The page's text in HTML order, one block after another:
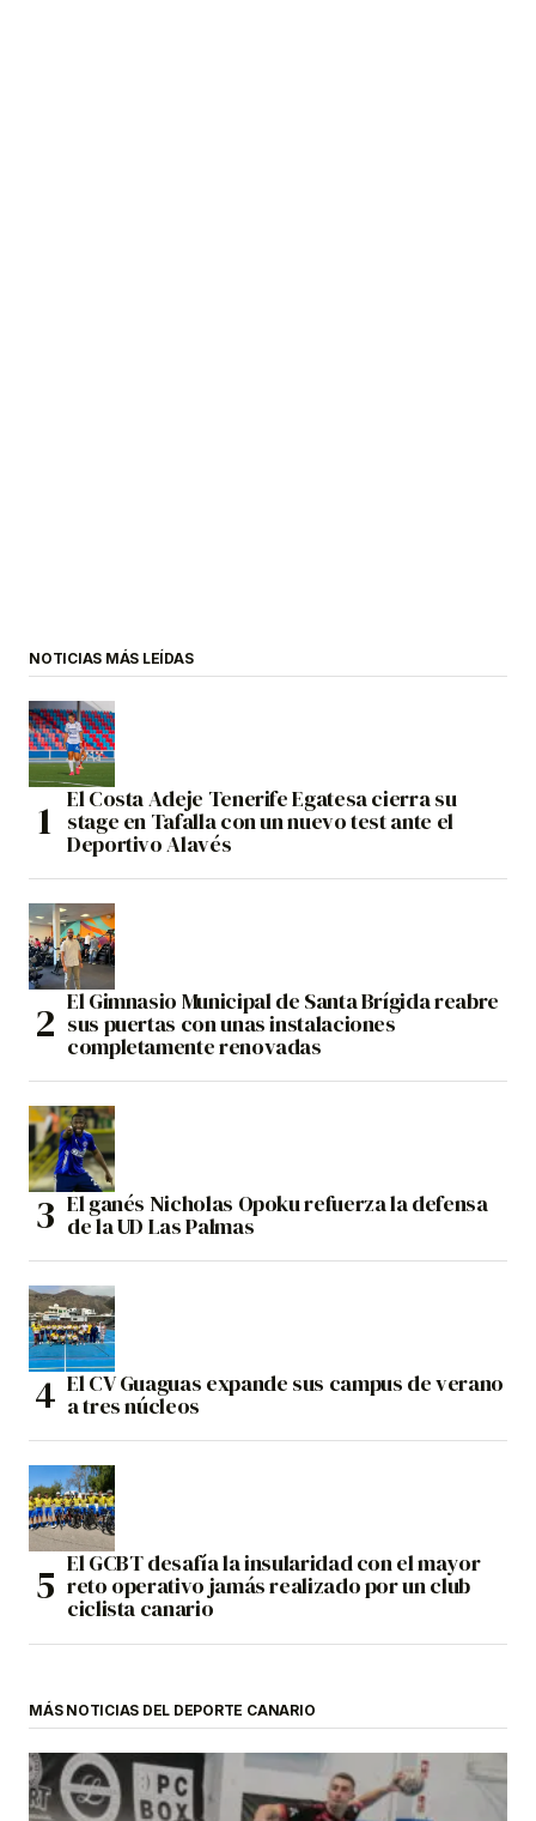
NOTICIAS MÁS LEÍDAS
El Costa Adeje Tenerife Egatesa cierra su
stage en Tafalla con un nuevo test ante el
Deportivo Alavés
El Gimnasio Municipal de Santa Brígida reabre
sus puertas con unas instalaciones
completamente renovadas
El ganés Nicholas Opoku refuerza la defensa
de la UD Las Palmas
El CV Guaguas expande sus campus de verano
a tres núcleos
El GCBT desafía la insularidad con el mayor
reto operativo jamás realizado por un club
ciclista canario
MÁS NOTICIAS DEL DEPORTE CANARIO